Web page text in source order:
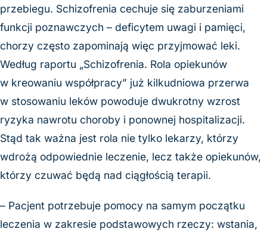
przebiegu. Schizofrenia cechuje się zaburzeniami
funkcji poznawczych – deficytem uwagi i pamięci,
chorzy często zapominają więc przyjmować leki.
Według raportu „Schizofrenia. Rola opiekunów
w kreowaniu współpracy” już kilkudniowa przerwa
w stosowaniu leków powoduje dwukrotny wzrost
ryzyka nawrotu choroby i ponownej hospitalizacji.
Stąd tak ważna jest rola nie tylko lekarzy, którzy
wdrożą odpowiednie leczenie, lecz także opiekunów,
którzy czuwać będą nad ciągłością terapii.
– Pacjent potrzebuje pomocy na samym początku
leczenia w zakresie podstawowych rzeczy: wstania,